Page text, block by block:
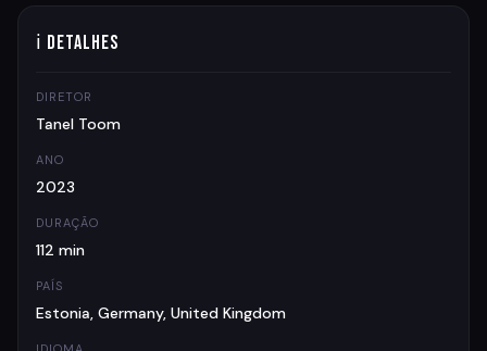
ℹ Detalhes
DIRETOR
Tanel Toom
ANO
2023
DURAÇÃO
112 min
PAÍS
Estonia, Germany, United Kingdom